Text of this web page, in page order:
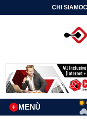
CHI SIAMO
MENÙ
+